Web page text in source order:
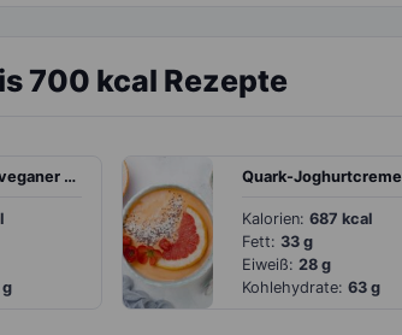
700 kcal Rezepte
Vollkornbrot mit veganer Frischkäsecreme
Kalorien: 687 kcal
Fett: 33 g
Eiweiß: 28 g
Kohlehydrate: 63 g